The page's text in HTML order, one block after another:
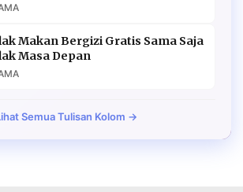
Makan Bergizi Gratis Sama Saja
Masa Depan
Semua Tulisan Kolom →